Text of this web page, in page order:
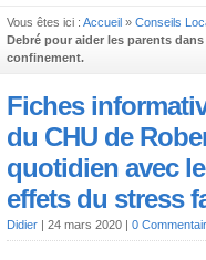
Vous êtes ici : Accueil » Conseils
Debré pour aider les parents
confinement.
Fiches
du CHU de
quotidien avec
effets du stress
Didier | 24 mars 2020 | 0